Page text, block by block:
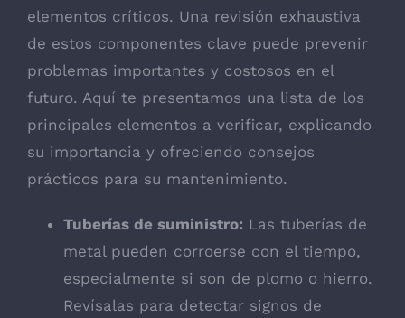
elementos críticos. Una revisión exhaustiva
de estos componentes clave puede prevenir
problemas importantes y costosos en el
futuro. Aquí te presentamos una lista de los
principales elementos a verificar, explicando
su importancia y ofreciendo consejos
prácticos para su mantenimiento.
Tuberías de suministro: Las tuberías de
metal pueden corroerse con el tiempo,
especialmente si son de plomo o hierro.
Revísalas para detectar signos de